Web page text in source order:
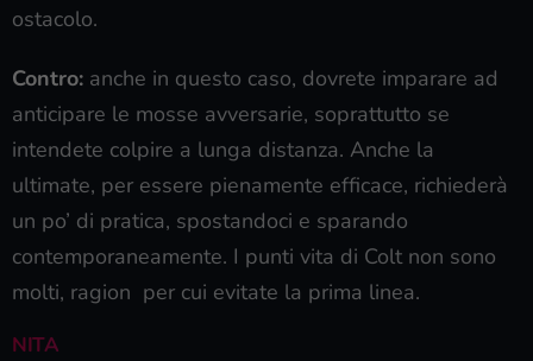
ostacolo.
Contro: anche in questo caso, dovrete imparare ad
anticipare le mosse avversarie, soprattutto se
intendete colpire a lunga distanza. Anche la
ultimate, per essere pienamente efficace, richiederà
un po’ di pratica, spostandoci e sparando
contemporaneamente. I punti vita di Colt non sono
molti, ragion per cui evitate la prima linea.
NITA